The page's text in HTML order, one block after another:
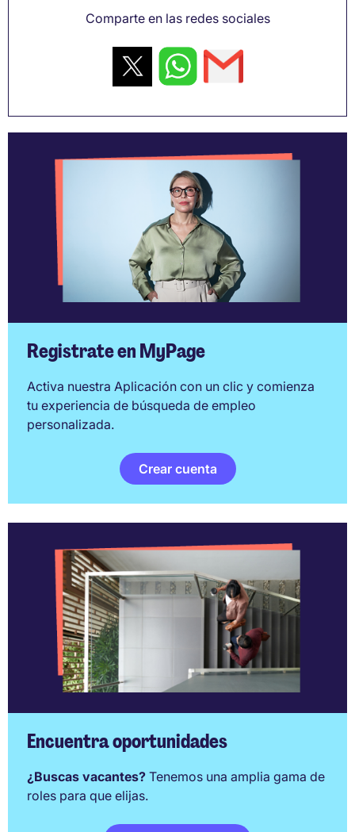
Comparte en las redes sociales
Registrate en MyPage
Activa nuestra Aplicación con un clic y comienza
tu experiencia de búsqueda de empleo
personalizada.
Crear cuenta
Encuentra oportunidades
¿Buscas vacantes? Tenemos una amplia gama de
roles para que elijas.